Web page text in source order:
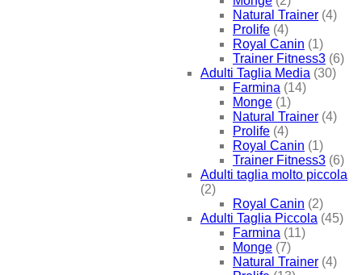
Natural Trainer (4)
Prolife (4)
Royal Canin (1)
Trainer Fitness3 (6)
Adulti Taglia Media (30)
Farmina (14)
Monge (1)
Natural Trainer (4)
Prolife (4)
Royal Canin (1)
Trainer Fitness3 (6)
Adulti taglia molto piccola
(2)
Royal Canin (2)
Adulti Taglia Piccola (45)
Farmina (11)
Monge (7)
Natural Trainer (4)